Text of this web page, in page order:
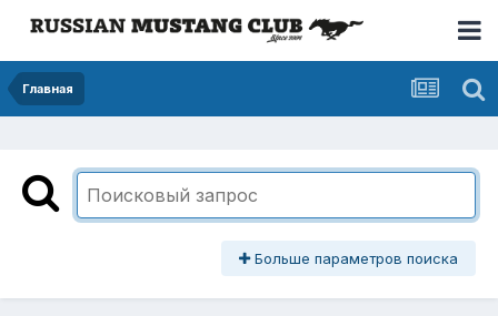
Главная
Больше параметров поиска